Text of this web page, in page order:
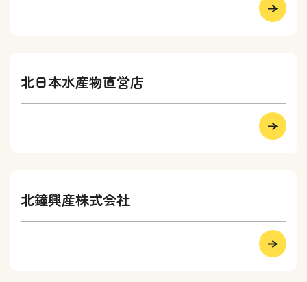
北日本水産物直営店
北鐘興産株式会社